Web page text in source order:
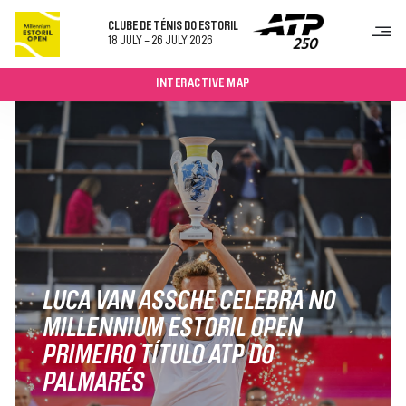
CLUBE DE TÉNIS DO ESTORIL
18 JULY - 26 JULY 2026
INTERACTIVE MAP
TORNEIO
BILHETES
SOBRE
PROGRAMA SEMANAL
QUADROS
JOGOS E RESULTADOS
JOGADORES
PATROCINADORES
VISITAR
COMO CHEGAR
RESTAURAÇÃO
MAPA DO RECINTO
LUCA VAN ASSCHE CELEBRA NO
MILLENNIUM ESTORIL OPEN
PRIMEIRO TÍTULO ATP DO
PALMARÉS